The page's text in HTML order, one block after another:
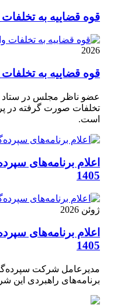
قوه قضاییه به
2026
قوه قضاییه به
عضو ناظر مجلس در
تخلفات صورت گرفته در
است.
اعلام برنامه‌های
1405
ژوئن 2026
اعلام برنامه‌های
1405
مدیرعامل شرکت
برنامه‌های راهبردی این شرکت در سال